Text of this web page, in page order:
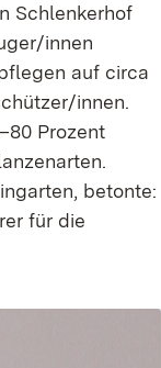
Schlenkerhof
innen
auf circa
innen.
Prozent
betonte:
für die